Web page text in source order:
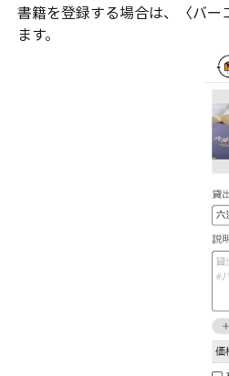
書籍を登録する場合は、〈バ
ます。